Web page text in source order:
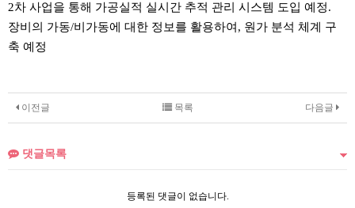
2차 사업을 통해 가공실적 실시간 추적 관리 시스템 도입 예정.
장비의 가동/비가동에 대한 정보를 활용하여, 원가 분석 체계 구
축 예정
이전글 다음글
목록
댓글목록
등록된 댓글이 없습니다.